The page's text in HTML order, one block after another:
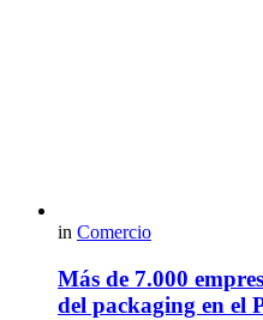
in Comercio
Más de 7.000
del packaging en el